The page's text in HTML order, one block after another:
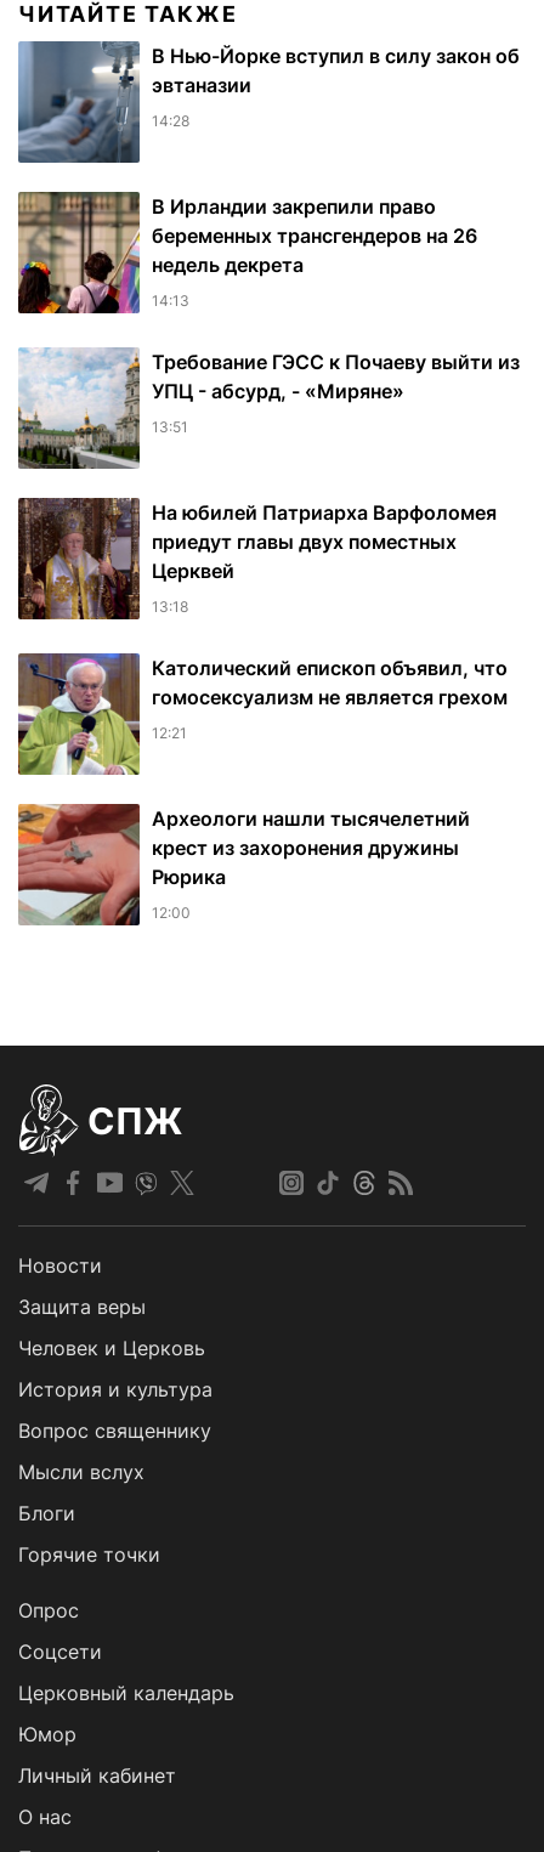
ЧИТАЙТЕ ТАКЖЕ
В Нью-Йорке вступил в силу закон об
эвтаназии
14:28
В Ирландии закрепили право
беременных трансгендеров на 26
недель декрета
14:13
Требование ГЭСС к Почаеву выйти из
УПЦ - абсурд, - «Миряне»
13:51
На юбилей Патриарха Варфоломея
приедут главы двух поместных
Церквей
13:18
Католический епископ объявил, что
гомосексуализм не является грехом
12:21
Археологи нашли тысячелетний
крест из захоронения дружины
Рюрика
12:00
СПЖ
Новости
Защита веры
Человек и Церковь
История и культура
Вопрос священнику
Мысли вслух
Блоги
Горячие точки
Опрос
Cоцсети
Церковный календарь
Юмор
Личный кабинет
О нас